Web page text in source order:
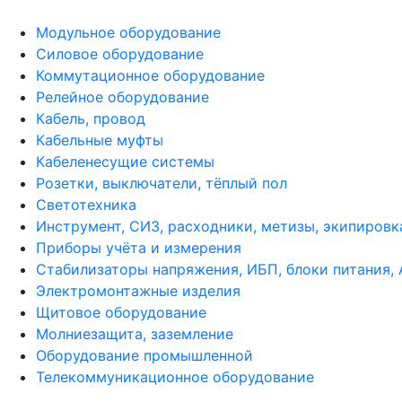
Модульное оборудование
Силовое оборудование
Коммутационное оборудование
Релейное оборудование
Кабель, провод
Кабельные муфты
Кабеленесущие системы
Розетки, выключатели, тёплый пол
Светотехника
Инструмент, СИЗ, расходники, метизы,
Приборы учёта и измерения
Стабилизаторы напряжения, ИБП, блоки питания,
Электромонтажные изделия
Щитовое оборудование
Молниезащита, заземление
Оборудование промышленной
Телекоммуникационное оборудование